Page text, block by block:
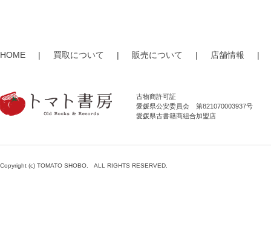
HOME | 買取について | 販売について | 店舗情報 |
古物商許可証
愛媛県公安委員会 第821070003937号
愛媛県古書籍商組合加盟店
Copyright (c) TOMATO SHOBO. ALL RIGHTS RESERVED.